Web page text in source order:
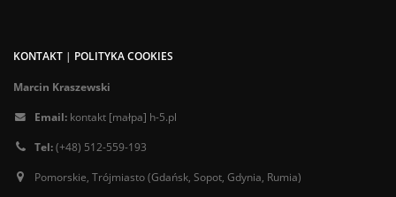
KONTAKT | POLITYKA COOKIES
Marcin Kraszewski
Email: kontakt [małpa] h-5.pl
Tel:(+48) 512-559-193
Pomorskie, Trójmiasto (Gdańsk, Sopot, Gdynia, Rumia)